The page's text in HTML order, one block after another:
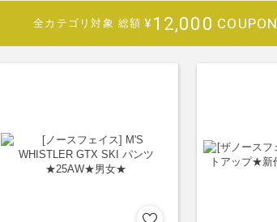
全カテゴリ対象 総額 ¥12,000 COUPON